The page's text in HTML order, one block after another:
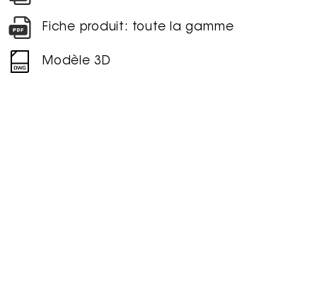
Fiche produit: toute la gamme
Modèle 3D